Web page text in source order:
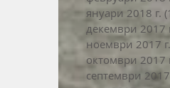
януари 2018 г.
декември 2017
ноември 2017 г.
октомври 2017
септември 2017